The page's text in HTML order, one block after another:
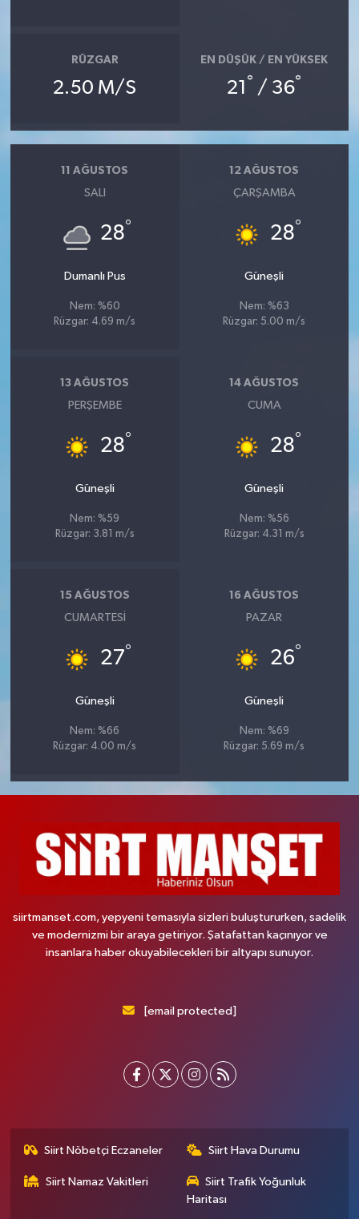
RÜZGAR
2.50 M/S
EN DÜŞÜK / EN YÜKSEK
21 ° / 36°
11 AĞUSTOS
SALI
28°
Dumanlı Pus
Nem: %60
Rüzgar: 4.69 m/s
12 AĞUSTOS
ÇARŞAMBA
28°
Güneşli
Nem: %63
Rüzgar: 5.00 m/s
13 AĞUSTOS
PERŞEMBE
28°
Güneşli
Nem: %59
Rüzgar: 3.81 m/s
14 AĞUSTOS
CUMA
28°
Güneşli
Nem: %56
Rüzgar: 4.31 m/s
15 AĞUSTOS
CUMARTESI
27°
Güneşli
Nem: %66
Rüzgar: 4.00 m/s
16 AĞUSTOS
PAZAR
26°
Güneşli
Nem: %69
Rüzgar: 5.69 m/s
siirtmanset.com, yepyeni temasıyla sizleri buluştururken, sadelik
ve modernizmi bir araya getiriyor. Şatafattan kaçınıyor ve
insanlara haber okuyabilecekleri bir altyapı sunuyor.
[email protected]
Siirt Nöbetçi Eczaneler Siirt Hava Durumu
Siirt Namaz Vakitleri
Siirt Trafik Yoğunluk
Haritası